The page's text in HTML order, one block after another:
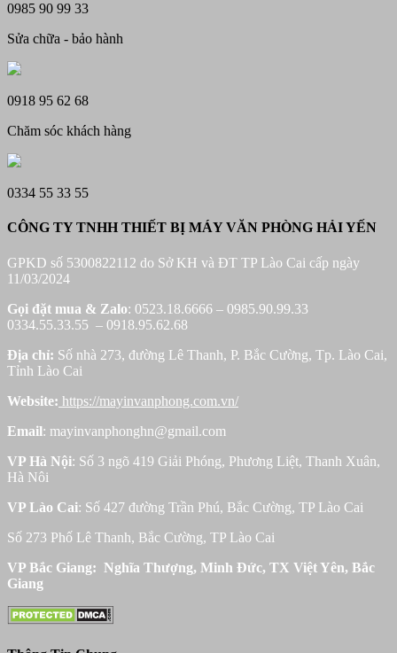
0985 90 99 33
Sửa chữa - bảo hành
0918 95 62 68
Chăm sóc khách hàng
0334 55 33 55
CÔNG TY TNHH THIẾT BỊ MÁY VĂN PHÒNG HẢI YẾN
GPKD số 5300822112 do Sở KH và ĐT TP Lào Cai cấp ngày
11/03/2024
Gọi đặt mua & Zalo: 0523.18.6666 – 0985.90.99.33
0334.55.33.55 – 0918.95.62.68
Địa chỉ: Số nhà 273, đường Lê Thanh, P. Bắc Cường, Tp. Lào Cai,
Tỉnh Lào Cai
Website: https://mayinvanphong.com.vn/
Email: mayinvanphonghn@gmail.com
VP Hà Nội: Số 3 ngõ 419 Giải Phóng, Phương Liệt, Thanh Xuân,
Hà Nôi
VP Lào Cai: Số 427 đường Trần Phú, Bắc Cường, TP Lào Cai
Số 273 Phố Lê Thanh, Bắc Cường, TP Lào Cai
VP Bắc Giang: Nghĩa Thượng, Minh Đức, TX Việt Yên, Bắc
Giang